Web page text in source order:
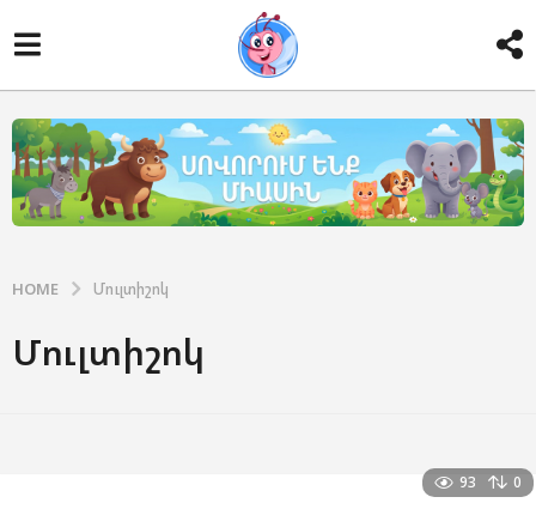
HOME Մուլտիշոկ
Մուլտիշոկ
93 0